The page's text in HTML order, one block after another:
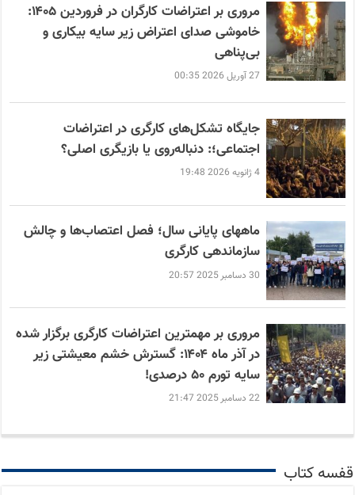
مروری بر اعتراضات کارگران در فروردین ۱۴۰۵:
خاموشی صدای اعتراض زیر سایه بیکاری و
بی‌پناهی
27 آوریل 2026 00:35
جایگاه تشکل‌های کارگری در اعتراضات
اجتماعی؛: دنباله‌روی یا بازیگری اصلی؟
4 ژانویه 2026 19:48
ماههای پایانی سال؛ فصل اعتصاب‌ها و چالش
سازماندهی کارگری
30 دسامبر 2025 20:57
مروری بر مهمترین اعتراضات کارگری برگزار شده
در آذر ماه ۱۴۰۴: گسترش خشم معیشتی زیر
سایه تورم ۵۰ درصدی!
22 دسامبر 2025 21:47
قفسه کتاب